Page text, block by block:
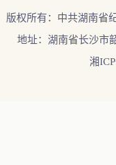
版权所有：中共湖南省
地址：湖南省长沙市
湘